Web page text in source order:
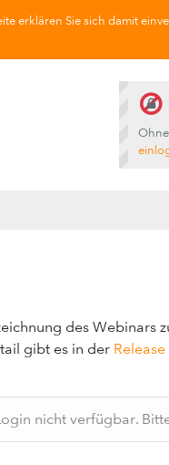
erklären Sie sich damit
des Webinars
gibt es in der
nicht verfügbar.